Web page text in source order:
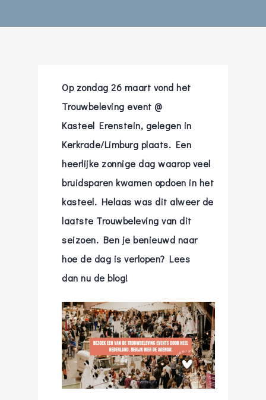
Op zondag 26 maart vond het
Trouwbeleving event @
Kasteel Erenstein, gelegen in
Kerkrade/Limburg plaats. Een
heerlijke zonnige dag waarop veel
bruidsparen kwamen opdoen in het
kasteel. Helaas was dit alweer de
laatste Trouwbeleving van dit
seizoen. Ben je benieuwd naar
hoe de dag is verlopen? Lees
dan nu de blog!